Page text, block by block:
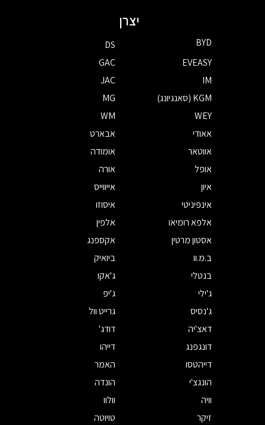
יצרן
BYD
DS
EVEASY
GAC
IM
JAC
KGM (סאנגיונג)
MG
WEY
WM
אאודי
אבארט
אווטאר
אומודה
אופל
אורה
איון
אייווייס
אינפיניטי
איסוזו
אלפא רומיאו
אלפין
אסטון מרטין
אקספנג
ב.מ.וו
ביואיק
בנטלי
ג'אקו
ג'ילי
ג'יפ
ג'נסיס
גרייט וול
דאצ'יה
דודג'
דונגפנג
דייהו
דייהטסו
האמר
הונגצ'י
הונדה
וויה
וולוו
זיקר
טויוטה